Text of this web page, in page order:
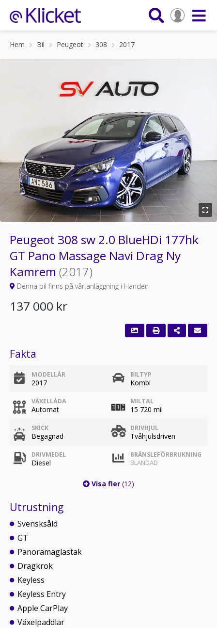
Hem Bil Peugeot 308 2017
Peugeot 308 sw 2.0 BlueHDi 177hk
GT Pano Massage Navi Drag Ny
Kamrem (2017)
Denna bil finns på vår anläggning i Handen
137 000 kr
Fakta
MODELLÅR
2017
BILTYP
Kombi
VÄXELLÅDA
Automat
MILTAL
15 720 mil
SKICK
Begagnad
DRIVHJUL
Tvåhjulsdriven
DRIVMEDEL
Diesel
BRÄNSLEFÖRBRUKNING
BLANDAD
Visa fler (12)
Utrustning
Svensksåld
GT
Panoramaglastak
Dragkrok
Keyless
Keyless Entry
Apple CarPlay
Växelpaddlar